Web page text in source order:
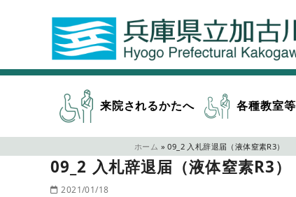
来院されるかたへ 各種教室等
ホーム » 09_2 入札辞退届（液体窒素R3）
09_2 入札辞退届（液体窒素R3）
2021/01/18